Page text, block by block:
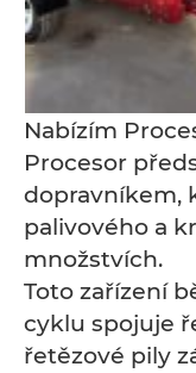
Nabízím
Procesor
dopravníkem,
palivového a
množstvích.
Toto zařízení
cyklu spojuje
řetězové pily